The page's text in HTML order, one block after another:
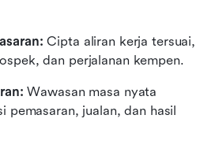
Cipta aliran kerja tersuai,
dan perjalanan kempen.
Wawasan masa nyata
pemasaran, jualan, dan hasil